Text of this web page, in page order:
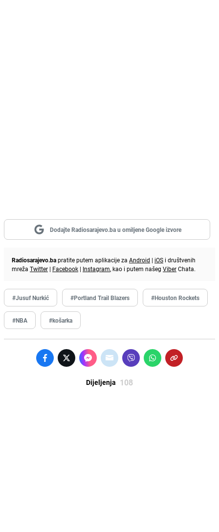
Dodajte Radiosarajevo.ba u omiljene Google izvore
Radiosarajevo.bapratite putem aplikacije za Android | iOS i društvenih
mreža Twitter | Facebook | Instagram, kao i putem našeg ViberChata.
#Jusuf Nurkić #Portland Trail Blazers #Houston Rockets
#NBA #košarka
Dijeljenja 108